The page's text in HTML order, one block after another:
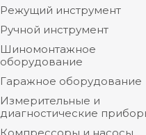
Режущий инструмент
Ручной инструмент
Шиномонтажное
оборудование
Гаражное оборудование
Измерительные и
диагностические